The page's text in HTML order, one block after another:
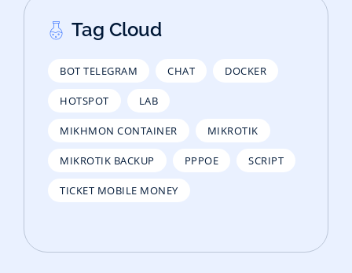
Tag Cloud
BOT TELEGRAM CHAT DOCKER
HOTSPOT LAB
MIKHMON CONTAINER MIKROTIK
MIKROTIK BACKUP PPPOE SCRIPT
TICKET MOBILE MONEY